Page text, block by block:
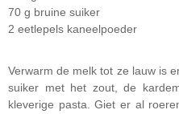
70 g bruine suiker
2 eetlepels kaneelpoeder
Verwarm de melk tot ze lauw is
suiker met het zout, de
kleverige pasta. Giet er al